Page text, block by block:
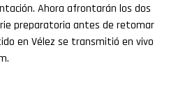
Ahora afrontarán los dos
preparatoria antes de retomar
en Vélez se transmitió en vivo